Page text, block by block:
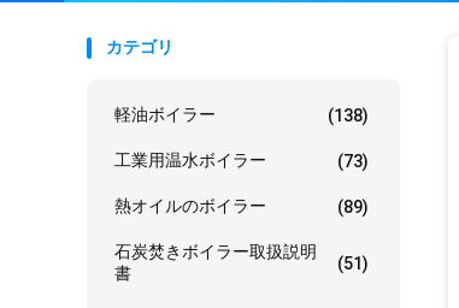
カテゴリ
軽油ボイラー (138)
工業用温水ボイラー (73)
熱オイルのボイラー (89)
石炭焚きボイラー取扱説明
書
(51)